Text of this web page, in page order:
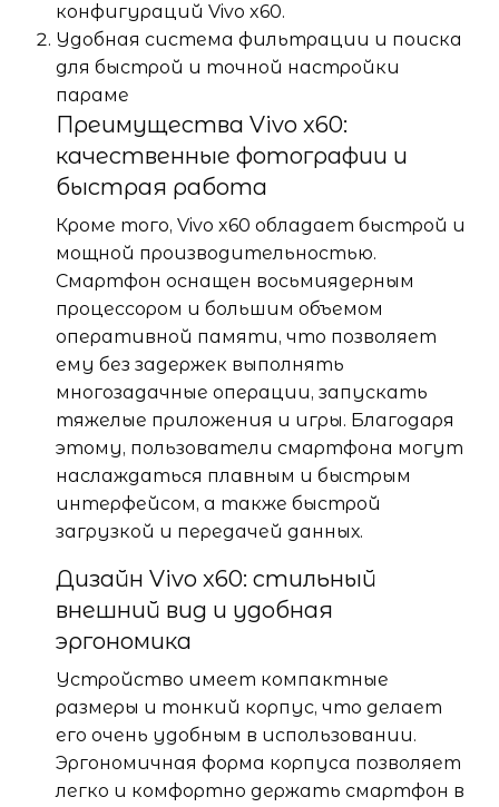
конфигураций Vivo x60.
Удобная система фильтрации и поиска
для быстрой и точной настройки
параме
Преимущества Vivo x60:
качественные фотографии и
быстрая работа
Кроме того, Vivo x60 обладает быстрой и
мощной производительностью.
Смартфон оснащен восьмиядерным
процессором и большим объемом
оперативной памяти, что позволяет
ему без задержек выполнять
многозадачные операции, запускать
тяжелые приложения и игры. Благодаря
этому, пользователи смартфона могут
наслаждаться плавным и быстрым
интерфейсом, а также быстрой
загрузкой и передачей данных.
Дизайн Vivo x60: стильный
внешний вид и удобная
эргономика
Устройство имеет компактные
размеры и тонкий корпус, что делает
его очень удобным в использовании.
Эргономичная форма корпуса позволяет
легко и комфортно держать смартфон в